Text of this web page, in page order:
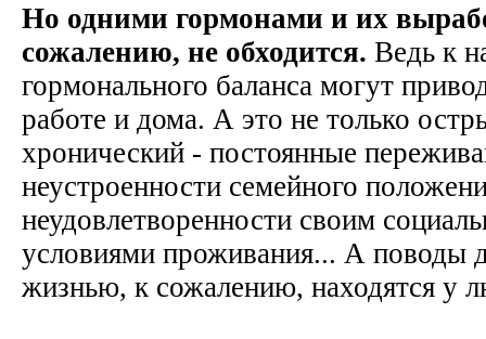
Но одними гормонами и их
сожалению, не обходится. Ведь к
гормонального баланса могут
работе и дома. А это не только
хронический - постоянные
неустроенности семейного
неудовлетворенности своим
условиями проживания... А поводы
жизнью, к сожалению, находятся у